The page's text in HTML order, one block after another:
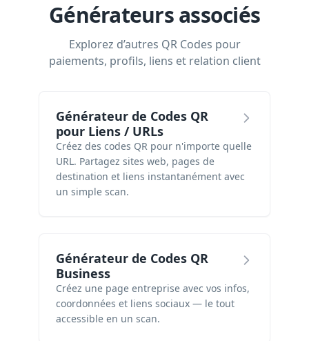
Générateurs associés
Explorez d’autres QR Codes pour
paiements, profils, liens et relation client
Générateur de Codes QR
pour Liens / URLs
Créez des codes QR pour n'importe quelle
URL. Partagez sites web, pages de
destination et liens instantanément avec
un simple scan.
Générateur de Codes QR
Business
Créez une page entreprise avec vos infos,
coordonnées et liens sociaux — le tout
accessible en un scan.